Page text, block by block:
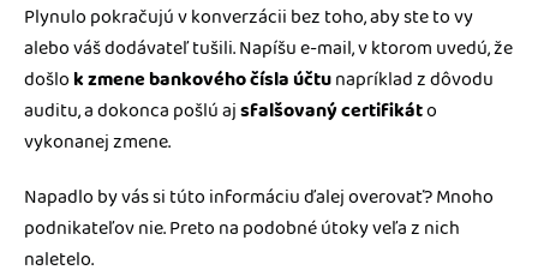
Plynulo pokračujú v konverzácii bez toho, aby ste to vy
alebo váš dodávateľ tušili. Napíšu e-mail, v ktorom uvedú, že
došlo k zmene bankového čísla účtunapríklad z dôvodu
auditu, a dokonca pošlú ajsfalšovaný certifikáto
vykonanej zmene.
Napadlo by vás si túto informáciu ďalej overovať? Mnoho
podnikateľov nie. Preto na podobné útoky veľa z nich
naletelo.